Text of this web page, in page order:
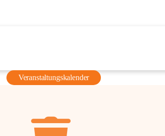
Veranstaltungskalender